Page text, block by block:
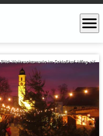
menu
Bild: Weihnachtsmarkt im Schloßhof Affing e.V.